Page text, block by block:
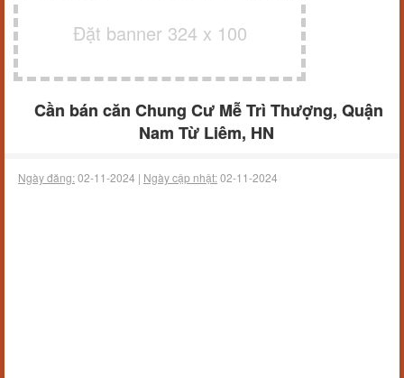
Đặt banner 324 x 100
Cần bán căn Chung Cư Mễ Trì Thượng, Quận
Nam Từ Liêm, HN
Ngày đăng:02-11-2024 | Ngày cập nhật:02-11-2024